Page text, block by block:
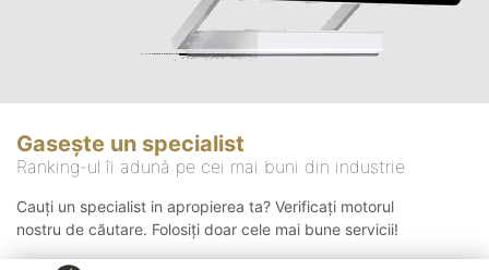
Gasește un specialist
Ranking-ul îi adună pe cei mai buni din industrie
Cauți un specialist in apropierea ta? Verificați motorul
nostru de căutare. Folosiți doar cele mai bune servicii!